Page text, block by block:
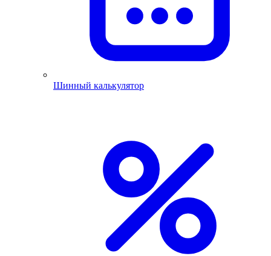
Шинный калькулятор